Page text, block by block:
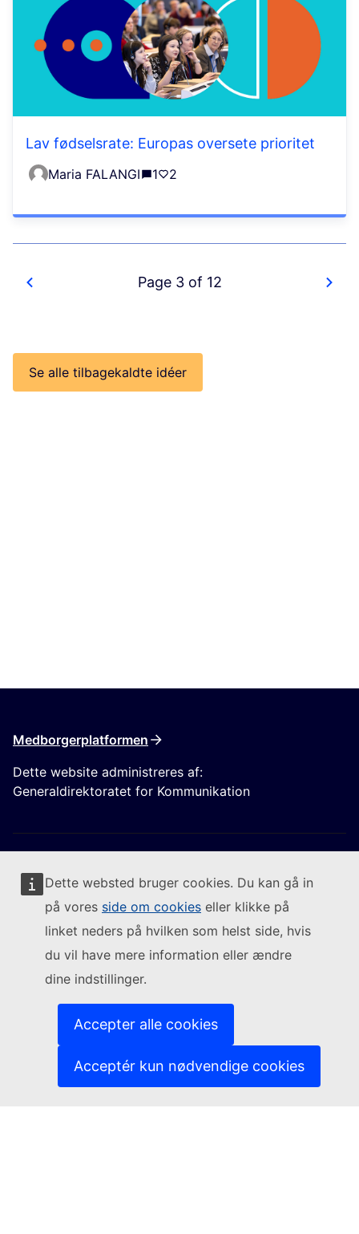
Dette websted bruger cookies. Du kan gå in
på vores side om cookies eller klikke på
linket neders på hvilken som helst side, hvis
du vil have mere information eller ændre
dine indstillinger.
Accepter alle cookies
Acceptér kun nødvendige cookies
Lav fødselsrate: Europas oversete prioritet
Maria FALANGI 1 2
Page 3 of 12
Se alle tilbagekaldte idéer
Medborgerplatformen
Dette website administreres af:
Generaldirektoratet for Kommunikation
Følg Europa-Kommissionen
Kontakt os (Eksternt link)
Indberet en IT-sårbarhed
Sprog på vores websites(Eksternt link)
(Eksternt link)
Databeskyttelsespolitik
Juridisk meddelelse
(Eksternt link)